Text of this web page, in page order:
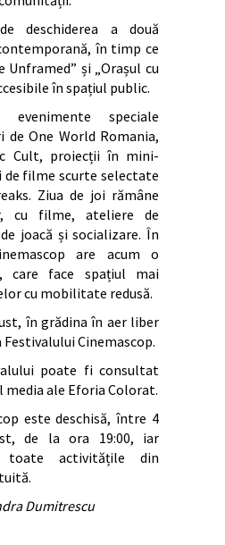
deschiderea a două
în timp ce
și „Orașul cu
în spațiul public.
speciale
One World Romania,
Cult, proiecții în mini-
de filme scurte selectate
Ziua de joi rămâne
cu filme, ateliere de
joacă și socializare. În
are acum o
care face spațiul mai
cu mobilitate redusă.
în grădina în aer liber
Festivalului Cinemascop.
poate fi consultat
media ale Eforia Colorat.
este deschisă, între 4
de la ora 19:00, iar
toate activitățile din
Dumitrescu